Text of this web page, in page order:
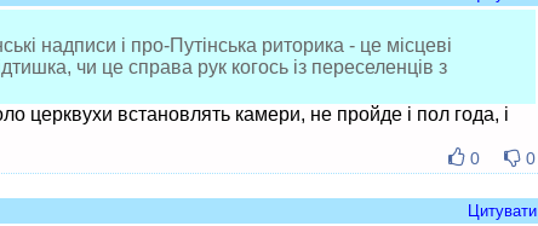
надписи і про-Путінська риторика - це місцеві
чи це справа рук когось із переселенців з
церквухи встановлять камери, не пройде і пол года, і
0 0
Цитувати